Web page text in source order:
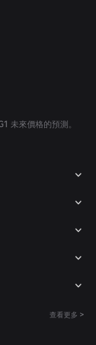
未來價格的預測。
查看更多 >